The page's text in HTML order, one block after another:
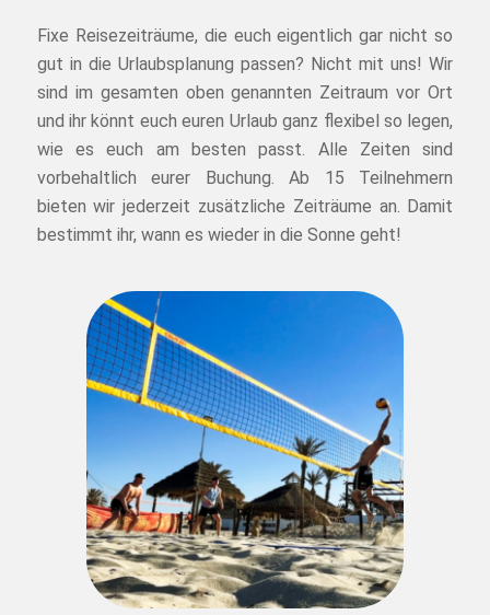
Fixe Reisezeiträume, die euch eigentlich gar nicht so
gut in die Urlaubsplanung passen? Nicht mit uns! Wir
sind im gesamten oben genannten Zeitraum vor Ort
und ihr könnt euch euren Urlaub ganz flexibel so legen,
wie es euch am besten passt. Alle Zeiten sind
vorbehaltlich eurer Buchung. Ab 15 Teilnehmern
bieten wir jederzeit zusätzliche Zeiträume an. Damit
bestimmt ihr, wann es wieder in die Sonne geht!